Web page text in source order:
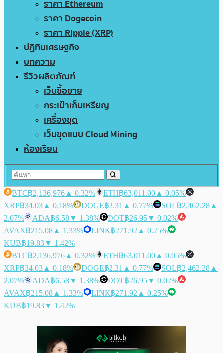
ราคา Ethereum
ราคา Dogecoin
ราคา Ripple (XRP)
ปฏิทินเศรษฐกิจ
บทความ
รีวิวผลิตภัณฑ์
เว็บซื้อขาย
กระเป๋าเก็บเหรียญ
เครื่องขุด
เว็บขุดแบบ Cloud Mining
ห้องเรียน
BTC฿2,136,976 ▲ 0.32% ETH฿63,011.00 ▲ 0.05%
XRP฿34.03 ▲ 0.18% DOGE฿2.31 ▲ 0.77% SOL฿2,462.28 ▲
2.07%
ADA฿6.58▼ 1.38% DOT฿26.95▼ 0.02%
AVAX฿215.08 ▲ 1.33% LINK฿271.92 ▲ 0.25%
KUB฿19.83▼ 1.42%
BTC฿2,136,976 ▲ 0.32% ETH฿63,011.00 ▲ 0.05%
XRP฿34.03 ▲ 0.18% DOGE฿2.31 ▲ 0.77% SOL฿2,462.28 ▲
2.07%
ADA฿6.58▼ 1.38% DOT฿26.95▼ 0.02%
AVAX฿215.08 ▲ 1.33% LINK฿271.92 ▲ 0.25%
KUB฿19.83▼ 1.42%